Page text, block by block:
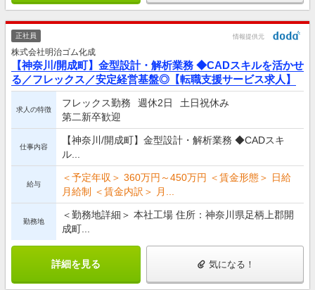
正社員 情報提供元
株式会社明治ゴム化成
【神奈川/開成町】金型設計・解析業務 ◆CADスキルを活かせ
る／フレックス／安定経営基盤◎【転職支援サービス求人】
求人の特徴
フレックス勤務 週休2日
土日祝休み
第二新卒歓迎
仕事内容
【神奈川/開成町】金型設計・解析業務 ◆CADスキ
ル...
給与
＜予定年収＞ 360万円～450万円 ＜賃金形態＞ 日給
月給制 ＜賃金内訳＞ 月...
勤務地
＜勤務地詳細＞ 本社工場 住所：神奈川県足柄上郡開
成町...
詳細を見る 気になる！